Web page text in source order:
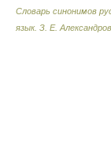
Словарь синонимов
язык. З. Е.